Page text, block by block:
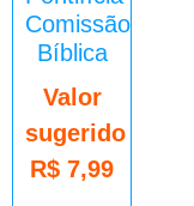
Comissão
Bíblica
Valor
sugerido
R$ 7,99